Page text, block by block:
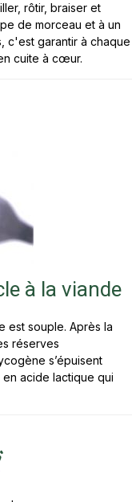
rôtir, braiser et
de morceau et à un
c'est garantir à chaque
cuite à cœur.
à la viande
est souple. Après la
réserves
s’épuisent
acide lactique qui